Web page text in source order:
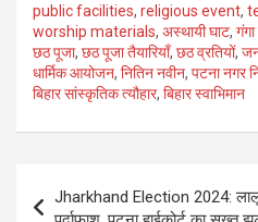
public facilities, religious event,
worship materials, अस्थायी घाट,
छठ पूजा, छठ पूजा तैयारियाँ, छठ व्रतियों,
धार्मिक आयोजन, नितिन नवीन, पटना नगर
बिहार सांस्कृतिक त्यौहार, बिहार स्वाभिमान
navigation
Jharkhand Election 2024: लालू